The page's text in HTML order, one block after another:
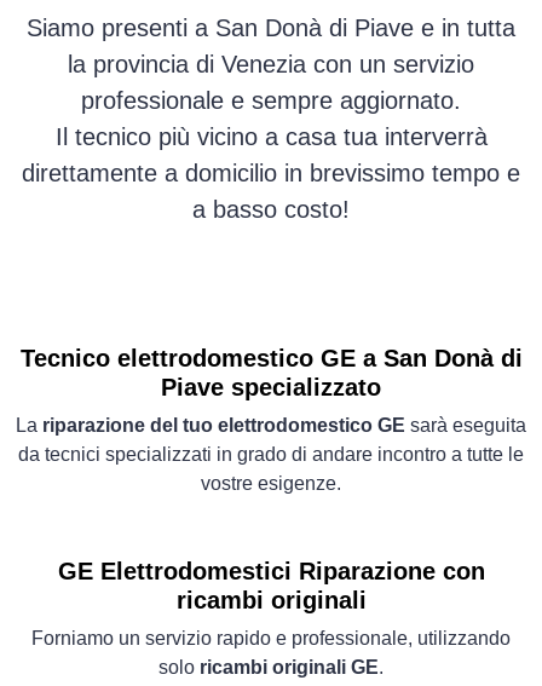
Siamo presenti a San Donà di Piave e in tutta
la provincia di Venezia con un servizio
professionale e sempre aggiornato.
Il tecnico più vicino a casa tua interverrà
direttamente a domicilio in brevissimo tempo e
a basso costo!
Tecnico elettrodomestico GE a San Donà di
Piave specializzato
La riparazione del tuo elettrodomestico GE sarà eseguita
da tecnici specializzati in grado di andare incontro a tutte le
vostre esigenze.
GE Elettrodomestici Riparazione con
ricambi originali
Forniamo un servizio rapido e professionale, utilizzando
solo ricambi originali GE.